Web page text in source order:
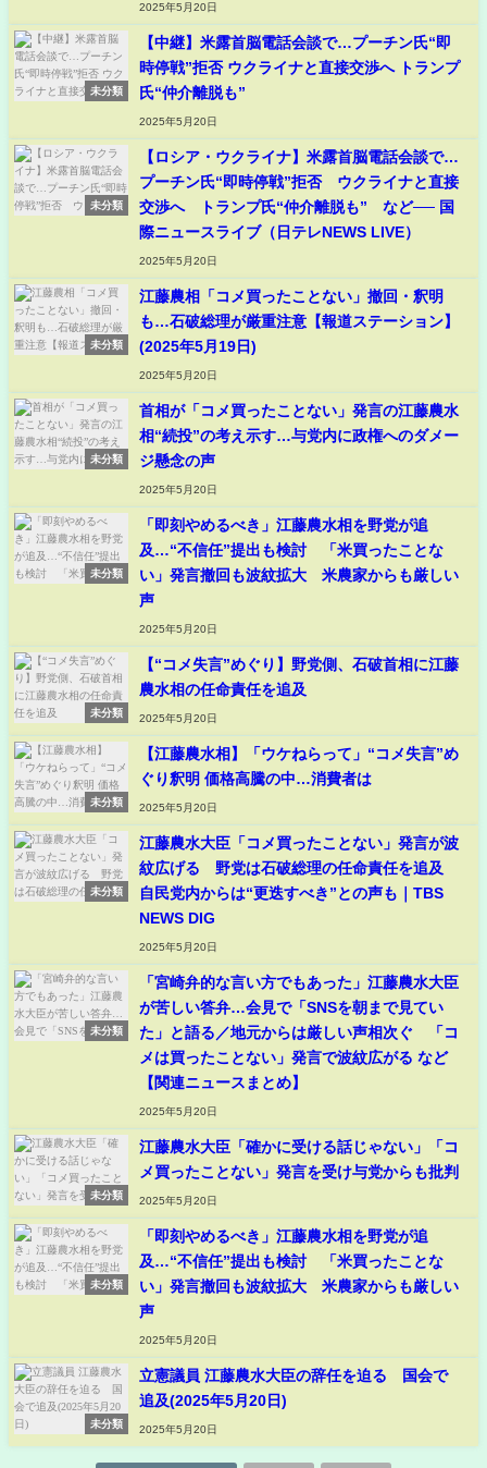
2025年5月20日
未分類
【中継】米露首脳電話会談で…プーチン氏“即
時停戦”拒否 ウクライナと直接交渉へ トランプ
氏“仲介離脱も”
2025年5月20日
未分類
【ロシア・ウクライナ】米露首脳電話会談で…
プーチン氏“即時停戦”拒否 ウクライナと直接
交渉へ トランプ氏“仲介離脱も” など── 国
際ニュースライブ（日テレNEWS LIVE）
2025年5月20日
未分類
江藤農相「コメ買ったことない」撤回・釈明
も…石破総理が厳重注意【報道ステーション】
(2025年5月19日)
2025年5月20日
未分類
首相が「コメ買ったことない」発言の江藤農水
相“続投”の考え示す…与党内に政権へのダメー
ジ懸念の声
2025年5月20日
未分類
「即刻やめるべき」江藤農水相を野党が追
及…“不信任”提出も検討 「米買ったことな
い」発言撤回も波紋拡大 米農家からも厳しい
声
2025年5月20日
未分類
【“コメ失言”めぐり】野党側、石破首相に江藤
農水相の任命責任を追及
2025年5月20日
未分類
【江藤農水相】「ウケねらって」“コメ失言”め
ぐり釈明 価格高騰の中…消費者は
2025年5月20日
未分類
江藤農水大臣「コメ買ったことない」発言が波
紋広げる 野党は石破総理の任命責任を追及
自民党内からは“更迭すべき”との声も｜TBS
NEWS DIG
2025年5月20日
未分類
「宮崎弁的な言い方でもあった」江藤農水大臣
が苦しい答弁…会見で「SNSを朝まで見てい
た」と語る／地元からは厳しい声相次ぐ 「コ
メは買ったことない」発言で波紋広がる など
【関連ニュースまとめ】
2025年5月20日
未分類
江藤農水大臣「確かに受ける話じゃない」「コ
メ買ったことない」発言を受け与党からも批判
2025年5月20日
未分類
「即刻やめるべき」江藤農水相を野党が追
及…“不信任”提出も検討 「米買ったことな
い」発言撤回も波紋拡大 米農家からも厳しい
声
2025年5月20日
未分類
立憲議員 江藤農水大臣の辞任を迫る 国会で
追及(2025年5月20日)
2025年5月20日